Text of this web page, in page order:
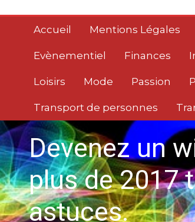
contenuAccueil Mentions Légales
Evènementiel Finances
Loisirs Mode Passion
Transport de personnes
Devenez un
plus de 2017
astuces.